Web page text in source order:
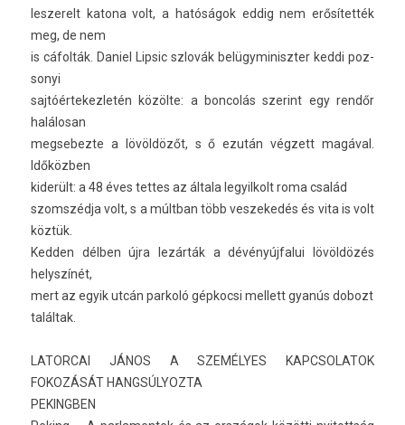
les­zerelt katona volt, a hatóságok eddig nem erősítették
meg, de nem
is cáfolták. Daniel Li­psic szlovák be­lügyminiszt­er keddi poz­
sonyi
saj­tóér­tekez­letén közölte: a bon­colás szerint egy rendőr
halálosan
meg­sebez­te a lövöldözőt, s ő ezután végzett magával.
Időközben
kiderült: a 48 éves tet­tes az általa legyil­kolt roma család
szomszéd­ja volt, s a múltban több ves­zekedés és vita is volt
köztük.
Kedd­en délben újra lezárták a dévényúj­falui lövöldözés
helys­zínét,
mert az egyik utcán par­koló gép­kocsi mel­lett gyanús dobozt
találtak.
LATOR­CAI JÁNOS A SZEMÉLYES KAPCSOLATOK
FOKOZÁSÁT HAN­GSÚLYOZ­TA
PEKINGB­EN